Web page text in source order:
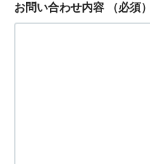
お問い合わせ内容 （必須）